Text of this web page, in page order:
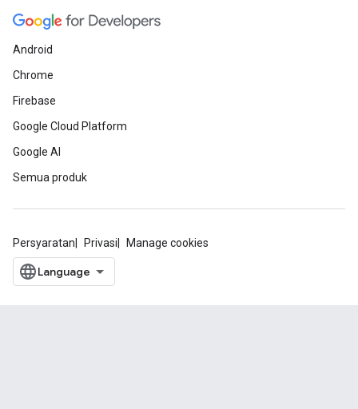
Android
Chrome
Firebase
Google Cloud Platform
Google AI
Semua produk
Persyaratan Privasi Manage cookies